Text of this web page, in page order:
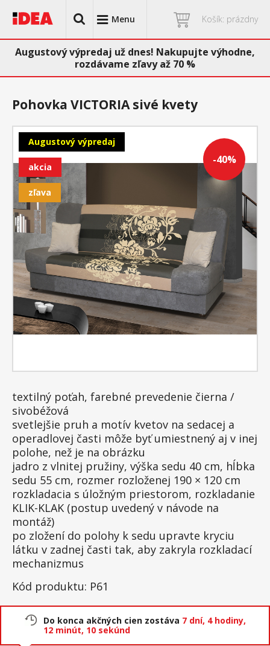
Menu Košík: prázdny
Augustový výpredaj už dnes! Nakupujte výhodne,
rozdávame zľavy až 70 %
-40%
Augustový výpredaj
akcia
zľava
Pohovka VICTORIA sivé kvety
textilný poťah, farebné prevedenie čierna /
sivobéžová
svetlejšie pruh a motív kvetov na sedacej a
operadlovej časti môže byť umiestnený aj v inej
polohe, než je na obrázku
jadro z vlnitej pružiny, výška sedu 40 cm, hĺbka
sedu 55 cm, rozmer rozloženej 190 × 120 cm
rozkladacia s úložným priestorom, rozkladanie
KLIK-KLAK (postup uvedený v návode na
montáž)
po zložení do polohy k sedu upravte kryciu
látku v zadnej časti tak, aby zakryla rozkladací
mechanizmus
Kód produktu: P61
Do konca akčných cien zostáva 7 dní, 4 hodiny,
12 minút, 10 sekúnd